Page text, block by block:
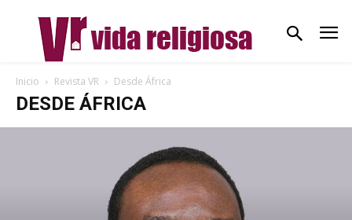
Inicio Revista VR Desde África
DESDE ÁFRICA